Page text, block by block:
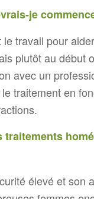
je
travail pour
plutôt au début
avec un
traitement en
élevé et son